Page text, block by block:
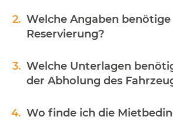
2. Welche Angaben
Reservierung?
3. Welche Unterlagen
der Abholung des
4. Wo finde ich die